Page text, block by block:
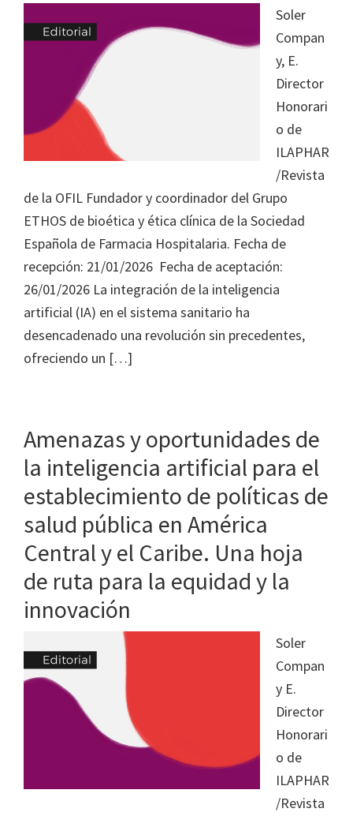
Soler
Compan
y, E.
Director
Honorari
o de
ILAPHAR
/Revista
de la OFIL Fundador y coordinador del Grupo
ETHOS de bioética y ética clínica de la Sociedad
Española de Farmacia Hospitalaria. Fecha de
recepción: 21/01/2026 Fecha de aceptación:
26/01/2026 La integración de la inteligencia
artificial (IA) en el sistema sanitario ha
desencadenado una revolución sin precedentes,
ofreciendo un […]
Amenazas y oportunidades de
la inteligencia artificial para el
establecimiento de políticas de
salud pública en América
Central y el Caribe. Una hoja
de ruta para la equidad y la
innovación
Soler
Compan
y E.
Director
Honorari
o de
ILAPHAR
/Revista